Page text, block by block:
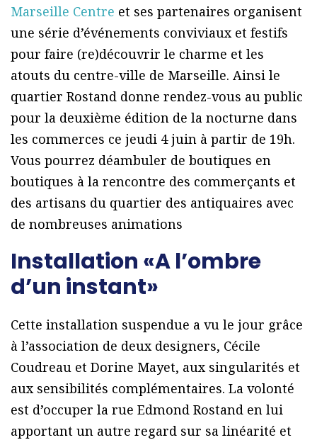
Marseille Centre et ses partenaires organisent
une série d’événements conviviaux et festifs
pour faire (re)découvrir le charme et les
atouts du centre-ville de Marseille. Ainsi le
quartier Rostand donne rendez-vous au public
pour la deuxième édition de la nocturne dans
les commerces ce jeudi 4 juin à partir de 19h.
Vous pourrez déambuler de boutiques en
boutiques à la rencontre des commerçants et
des artisans du quartier des antiquaires avec
de nombreuses animations
Installation «A l’ombre
d’un instant»
Cette installation suspendue a vu le jour grâce
à l’association de deux designers, Cécile
Coudreau et Dorine Mayet, aux singularités et
aux sensibilités complémentaires. La volonté
est d’occuper la rue Edmond Rostand en lui
apportant un autre regard sur sa linéarité et